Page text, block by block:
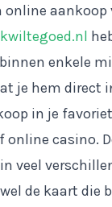
online aankoop
enkele
je hem direct
in je
online casino.
veel
de kaart die